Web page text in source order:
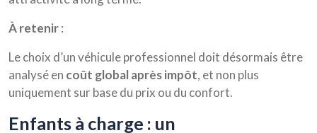
À retenir:
Le choix d’un véhicule professionnel doit désormais être
analysé en coût global après impôt, et non plus
uniquement sur base du prix ou du confort.
enfants à charge : un